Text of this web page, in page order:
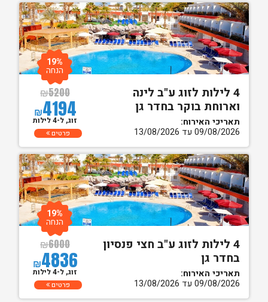
4 לילות לזוג ע"ב לינה
וארוחת בוקר בחדר גן
תאריכי האירוח:
09/08/2026 עד 13/08/2026
₪5200
₪4194
19%
הנחה
זוג, ל-4 לילות
פרטים
4 לילות לזוג ע"ב חצי פנסיון
בחדר גן
תאריכי האירוח:
09/08/2026 עד 13/08/2026
₪6000
₪4836
19%
הנחה
זוג, ל-4 לילות
פרטים